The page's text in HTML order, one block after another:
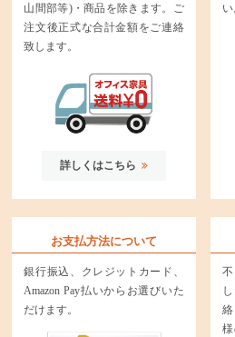
山間部等)・商品を除きます。ご
注文後正式な合計金額をご連絡
致します。
詳しくはこちら
い
お支払方法について
銀行振込、クレジットカード、
Amazon Pay払いからお選びいた
だけます。